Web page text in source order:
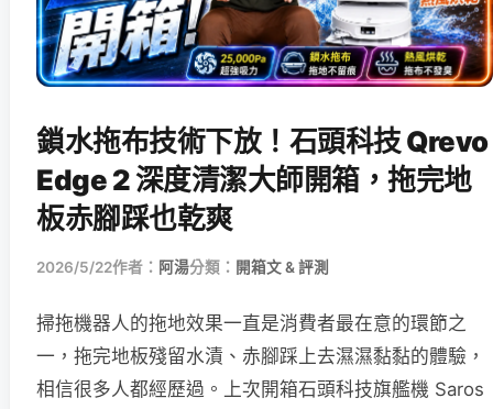
鎖水拖布技術下放！石頭科技 Qrevo
Edge 2 深度清潔大師開箱，拖完地
板赤腳踩也乾爽
2026/5/22作者： 阿湯分類： 開箱文 & 評測
掃拖機器人的拖地效果一直是消費者最在意的環節之
一，拖完地板殘留水漬、赤腳踩上去濕濕黏黏的體驗，
相信很多人都經歷過。上次開箱石頭科技旗艦機 Saros